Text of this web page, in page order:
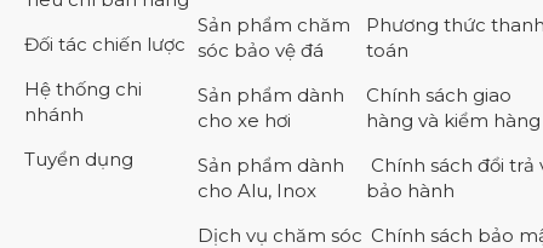
Đối tác chiến lược
Hệ thống chi
nhánh
Tuyển dụng
Sản phẩm chăm
sóc bảo vệ đá
Sản phẩm dành
cho xe hơi
Sản phẩm dành
cho Alu, Inox
Dịch vụ chăm sóc
Phương thức
toán
Chính sách giao
hàng và kiểm hàng
Chính sách đổi trả
bảo hành
Chính sách bảo